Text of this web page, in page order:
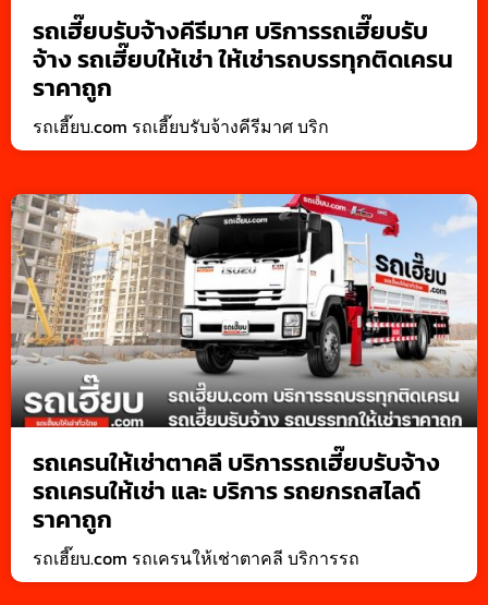
รถเฮี๊ยบรับจ้างคีรีมาศ บริการรถเฮี๊ยบรับ
จ้าง รถเฮี๊ยบให้เช่า ให้เช่ารถบรรทุกติดเครน
ราคาถูก
รถเฮี๊ยบ.com รถเฮี๊ยบรับจ้างคีรีมาศ บริก
รถเครนให้เช่าตาคลี บริการรถเฮี๊ยบรับจ้าง
รถเครนให้เช่า และ บริการ รถยกรถสไลด์
ราคาถูก
รถเฮี๊ยบ.com รถเครนให้เช่าตาคลี บริการรถ